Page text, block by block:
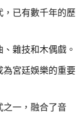
，已有數千年的歷
雜技和木偶戲。
宮廷娛樂的重要
之一，融合了音